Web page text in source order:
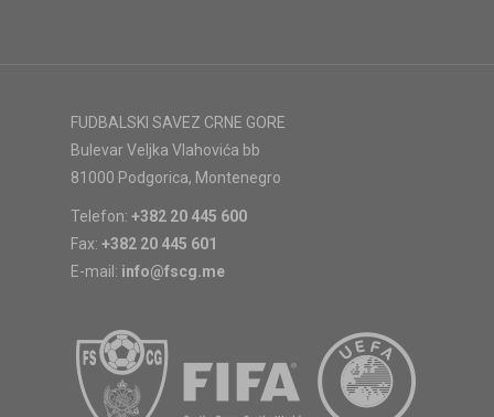
FUDBALSKI SAVEZ CRNE GORE
Bulevar Veljka Vlahovića bb
81000 Podgorica, Montenegro
Telefon: +382 20 445 600
Fax: +382 20 445 601
E-mail: info@fscg.me